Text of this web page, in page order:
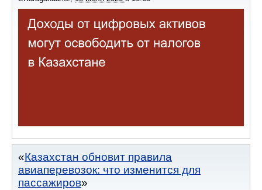
Казахстан обновит правила
авиаперевозок: что изменится для
пассажиров